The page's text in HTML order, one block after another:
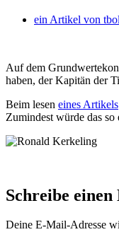
ein Artikel von
Auf dem
haben, der Kapitän der
Beim lesen eines Artikels
Zumindest würde das
Schreibe
Deine E-Mail-Adresse